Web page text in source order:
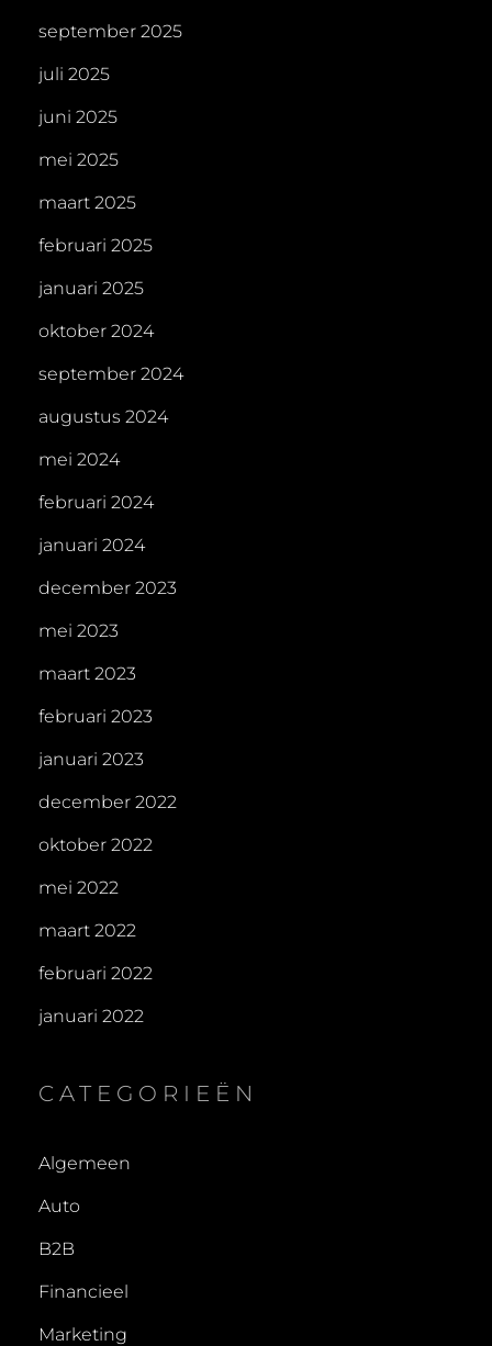
september 2025
juli 2025
juni 2025
mei 2025
maart 2025
februari 2025
januari 2025
oktober 2024
september 2024
augustus 2024
mei 2024
februari 2024
januari 2024
december 2023
mei 2023
maart 2023
februari 2023
januari 2023
december 2022
oktober 2022
mei 2022
maart 2022
februari 2022
januari 2022
CATEGORIEËN
Algemeen
Auto
B2B
Financieel
Marketing